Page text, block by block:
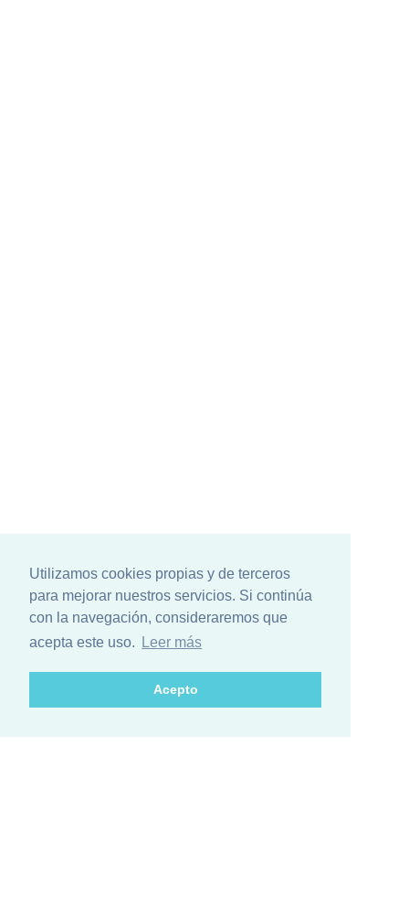
Utilizamos cookies propias y de terceros
para mejorar nuestros servicios. Si continúa
con la navegación, consideraremos que
acepta este uso.
Leer más
Acepto